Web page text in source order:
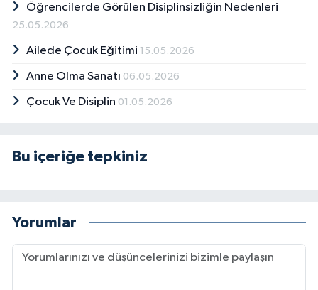
Öğrencilerde Görülen Disiplinsizliğin Nedenleri
25.05.2026
Ailede Çocuk Eğitimi 15.05.2026
Anne Olma Sanatı 06.05.2026
Çocuk Ve Disiplin 01.05.2026
Bu içeriğe tepkiniz
Yorumlar